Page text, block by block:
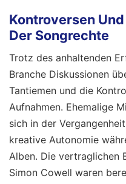
Kontroversen
Der Songrechte
Trotz des anhaltenden
Branche Diskussionen
Tantiemen und die
Aufnahmen. Ehemalige
sich in der
kreative Autonomie
Alben. Die vertraglichen
Simon Cowell waren